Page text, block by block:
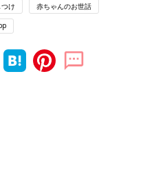
かしつけが上手くいかなくな
寝かしつけについてのお話で
け 赤ちゃんのお世話